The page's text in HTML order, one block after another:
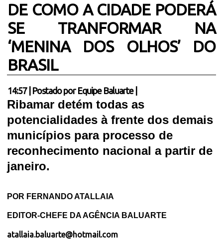
DE COMO A CIDADE PODERÁ
SE TRANFORMAR NA
‘MENINA DOS OLHOS’ DO
BRASIL
14:57| Postado por Equipe Baluarte
Ribamar detém todas as
potencialidades à frente dos demais
municípios para processo de
reconhecimento nacional a partir de
janeiro.
POR FERNANDO ATALLAIA
EDITOR-CHEFE DA AGÊNCIA BALUARTE
atallaia.baluarte@hotmail.com